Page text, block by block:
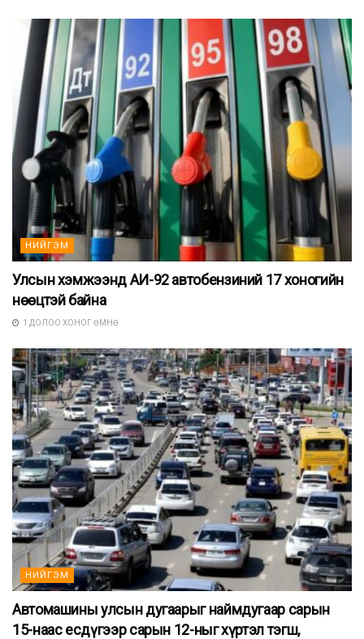
НИЙГЭМ
Улсын хэмжээнд АИ-92 автобензиний 17 хоногийн
нөөцтэй байна
1 ДОЛОО ХОНОГ ӨМНӨ
НИЙГЭМ
Автомашины улсын дугаарыг наймдугаар сарын
15-наас есдүгээр сарын 12-ныг хүртэл тэгш,